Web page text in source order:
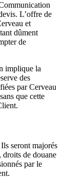
L’offre de
et
dûment
de
implique la
des
par Cerveau
que cette
seront majorés
de douane
par le